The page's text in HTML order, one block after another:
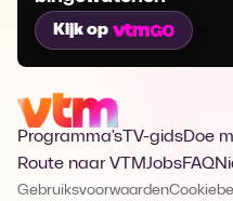
Kijk op
Programma's TV-gidsDoe
Route naar VTMJobsFAQ
Gebruiksvoorwaarden